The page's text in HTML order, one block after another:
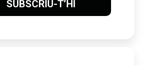
SUBSCRIU-T’HI